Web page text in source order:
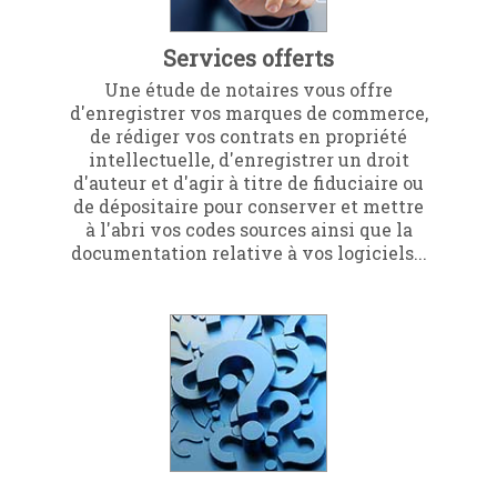
Services offerts
Une étude de notaires vous offre
d'enregistrer vos marques de commerce,
de rédiger vos contrats en propriété
intellectuelle, d'enregistrer un droit
d'auteur et d'agir à titre de fiduciaire ou
de dépositaire pour conserver et mettre
à l'abri vos codes sources ainsi que la
documentation relative à vos logiciels...